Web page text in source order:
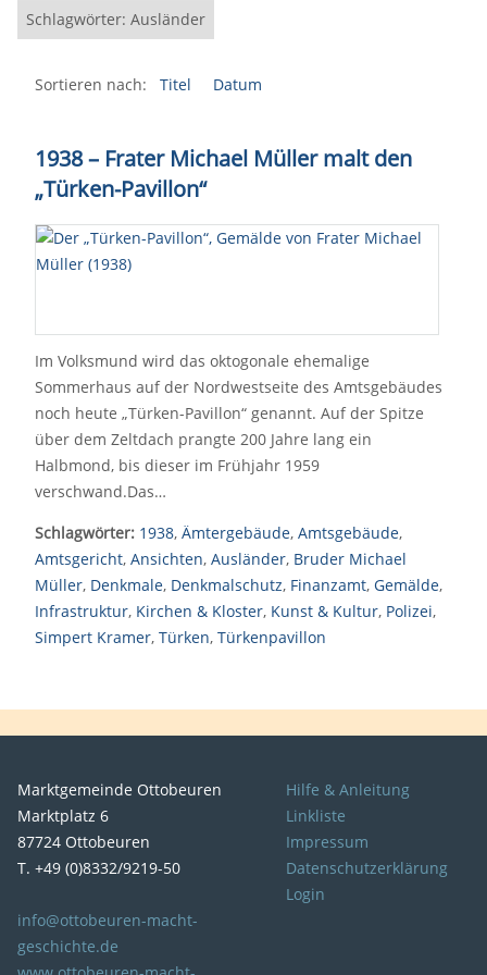
Schlagwörter: Ausländer
Sortieren nach: Titel Datum
1938 – Frater Michael Müller malt den
„Türken-Pavillon“
Im Volksmund wird das oktogonale ehemalige
Sommerhaus auf der Nordwestseite des Amtsgebäudes
noch heute „Türken-Pavillon“ genannt. Auf der Spitze
über dem Zeltdach prangte 200 Jahre lang ein
Halbmond, bis dieser im Frühjahr 1959
verschwand.Das…
Schlagwörter: 1938, Ämtergebäude, Amtsgebäude,
Amtsgericht, Ansichten, Ausländer, Bruder Michael
Müller, Denkmale, Denkmalschutz, Finanzamt, Gemälde,
Infrastruktur, Kirchen & Kloster, Kunst & Kultur, Polizei,
Simpert Kramer, Türken, Türkenpavillon
Marktgemeinde Ottobeuren
Marktplatz 6
87724 Ottobeuren
T. +49 (0)8332/9219-50
info@ottobeuren-macht-
geschichte.de
Hilfe & Anleitung
Linkliste
Impressum
Datenschutzerklärung
Login